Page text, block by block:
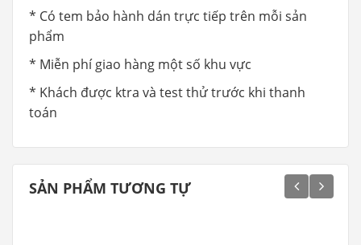
* Có tem bảo hành dán trực tiếp trên mỗi sản
phẩm
* Miễn phí giao hàng một số khu vực
* Khách được ktra và test thử trước khi thanh
toán
SẢN PHẨM TƯƠNG TỰ